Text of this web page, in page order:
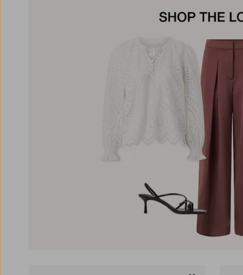
useita laukkuja, on etuna myös se, että voit
luonnonmateriaaleista, kuten kanvaasista ja
niinistä, valmistettua laukkua. Syksy taas
puolestaan tuo tullessaan laukkuja tummissa
väreissä ja kestävissä materiaaleissa, kuten
nahka tai mokkanahka. Haluatko laukun, joka
erottuu muista? Panosta struktuuriin,
ketjuyksityiskohtiin tai jännittävästä
löydät kaikkea tyylikkäistä nahkaisista malleista
makuun ja tarpeeseen! Tutustu laajaan
valikoimaamme ja löydä seuraava käsilaukkusi
– etsitpä sitten suurta käsilaukkua töihin tai